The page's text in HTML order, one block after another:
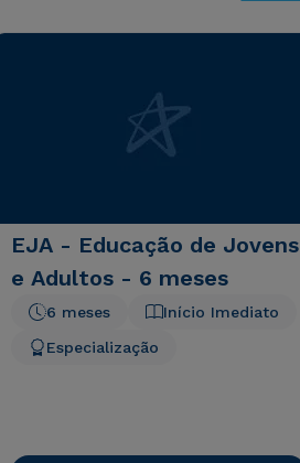
EJA - Educação de Jovens
e Adultos - 6 meses
Início Imediato
6 meses
Especialização